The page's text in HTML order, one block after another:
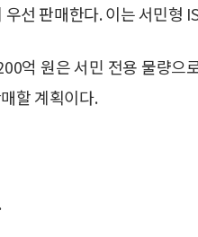
선 판매한다. 이는 서민형
억 원은 서민 전용 물량으
할 계획이다.